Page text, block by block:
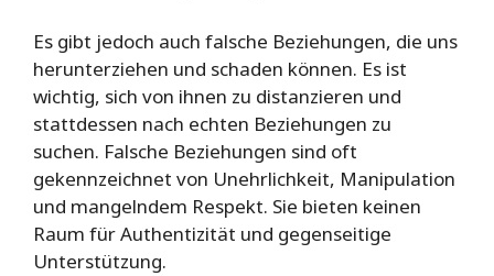
Es gibt jedoch auch falsche Beziehungen, die uns
herunterziehen und schaden können. Es ist
wichtig, sich von ihnen zu distanzieren und
stattdessen nach echten Beziehungen zu
suchen. Falsche Beziehungen sind oft
gekennzeichnet von Unehrlichkeit, Manipulation
und mangelndem Respekt. Sie bieten keinen
Raum für Authentizität und gegenseitige
Unterstützung.